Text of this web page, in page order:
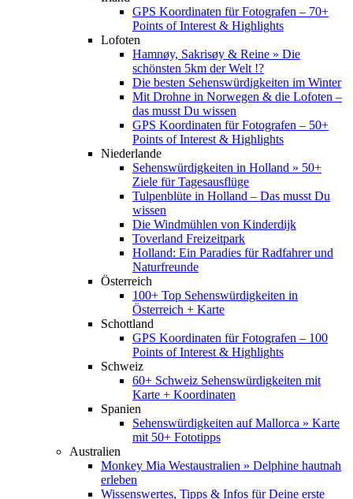
GPS Koordinaten für Fotografen – 70+
Points of Interest & Highlights
Lofoten
Hamnøy, Sakrisøy & Reine » Die
schönsten 5km der Welt !?
Die besten Sehenswürdigkeiten im Winter
Mit Drohne in Norwegen & die Lofoten –
das musst Du wissen
GPS Koordinaten für Fotografen – 50+
Points of Interest & Highlights
Niederlande
Sehenswürdigkeiten in Holland » 50+
Ziele für Tagesausflüge
Tulpenblüte in Holland – Das musst Du
wissen
Die Windmühlen von Kinderdijk
Toverland Freizeitpark
Holland: Ein Paradies für Radfahrer und
Naturfreunde
Österreich
100+ Top Sehenswürdigkeiten in
Österreich + Karte
Schottland
GPS Koordinaten für Fotografen – 100
Points of Interest & Highlights
Schweiz
60+ Schweiz Sehenswürdigkeiten mit
Karte + Koordinaten
Spanien
Sehenswürdigkeiten auf Mallorca » Karte
mit 50+ Fototipps
Australien
Monkey Mia Westaustralien » Delphine hautnah
erleben
Wissenswertes, Tipps & Infos für Deine erste